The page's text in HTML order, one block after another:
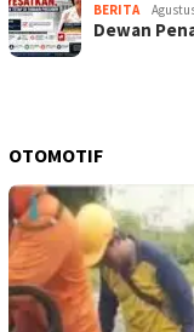
BERITA
Dewan
OTOMOTIF